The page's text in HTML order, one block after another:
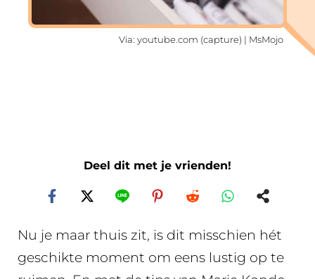
Via: youtube.com (capture) | MsMojo
Deel dit met je vrienden!
Nu je maar thuis zit, is dit misschien hét
geschikte moment om eens lustig op te